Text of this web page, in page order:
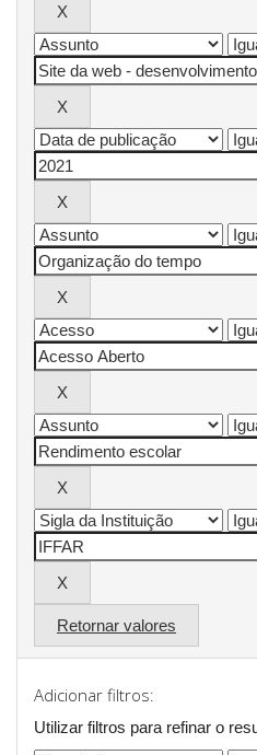
Retornar valores
Adicionar filtros:
Utilizar filtros para refinar o